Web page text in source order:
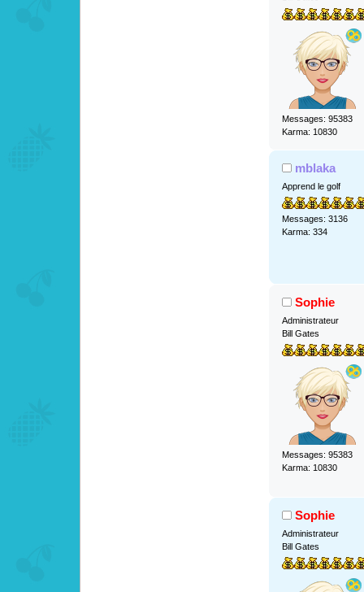
Messages: 95383
Karma: 10830
mblaka
Apprend le golf
Messages: 3136
Karma: 334
Sophie
Administrateur
Bill Gates
Messages: 95383
Karma: 10830
Sophie
Administrateur
Bill Gates